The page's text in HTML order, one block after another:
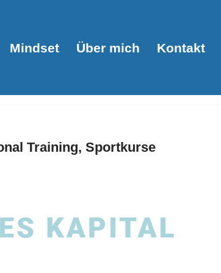
Mindset Über mich Kontakt
Training, Sportkurse